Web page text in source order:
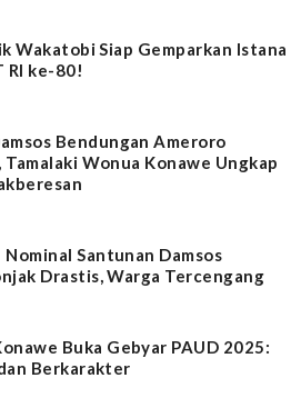
Wakatobi Siap Gemparkan Istana
RI ke-80!
Bendungan Ameroro
Wonua Konawe Ungkap
Santunan Damsos
Drastis, Warga Tercengang
Buka Gebyar PAUD 2025:
Berkarakter